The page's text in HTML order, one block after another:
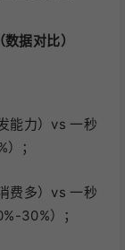
据对比）
能力）vs 一秒
；
费多）vs 一秒
30%）；